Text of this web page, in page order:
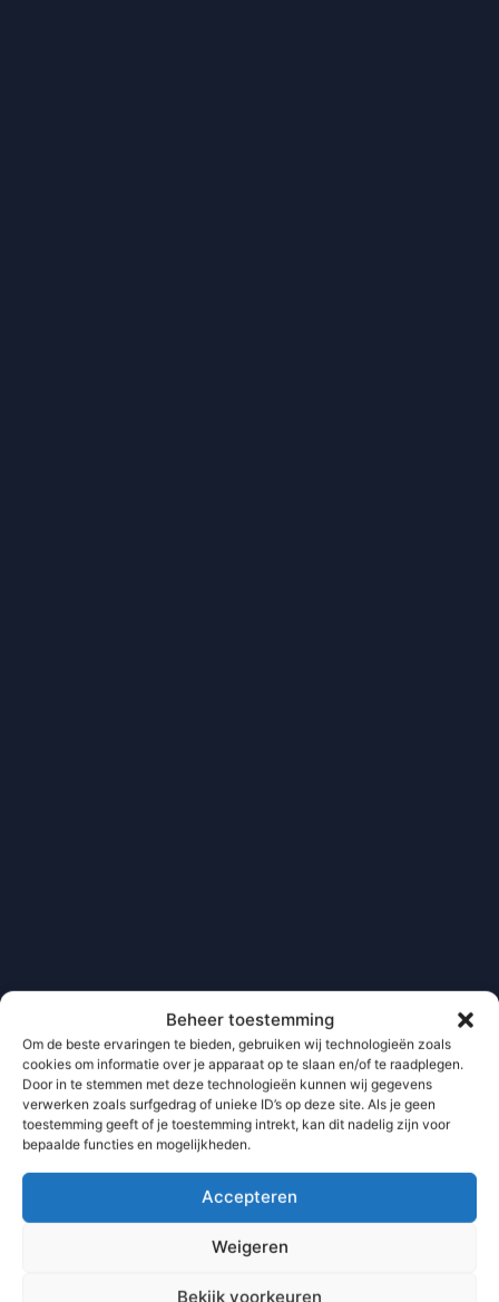
Beheer toestemming
Om de beste ervaringen te bieden, gebruiken wij technologieën zoals
cookies om informatie over je apparaat op te slaan en/of te raadplegen.
Door in te stemmen met deze technologieën kunnen wij gegevens
verwerken zoals surfgedrag of unieke ID’s op deze site. Als je geen
toestemming geeft of je toestemming intrekt, kan dit nadelig zijn voor
bepaalde functies en mogelijkheden.
Accepteren
Weigeren
Bekijk voorkeuren